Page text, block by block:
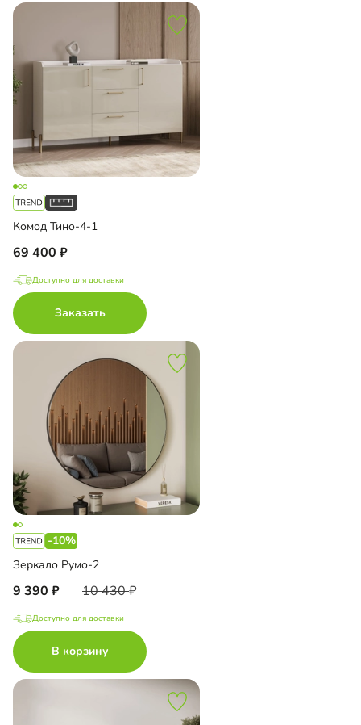
Комод Тино-4-1
69 400
Доступно для доставки
Заказать
-10%
Зеркало Румо-2
9 390 10 430
Доступно для доставки
В корзину